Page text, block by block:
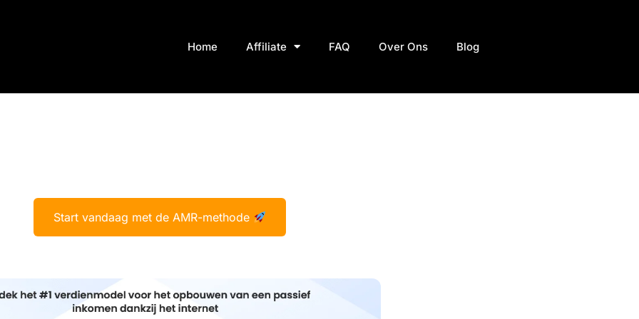
Home Affiliate FAQ Over Ons Blog
Start vandaag met de AMR-methode